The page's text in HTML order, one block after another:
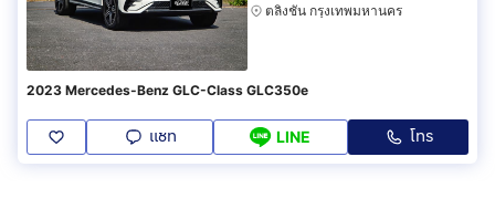
ตลิ่งชัน กรุงเทพมหานคร
2023 Mercedes-Benz GLC-Class GLC350e
แชท LINE โทร